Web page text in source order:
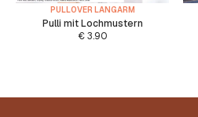
PULLOVER LANGARM
Pulli mit Lochmustern
€3.90